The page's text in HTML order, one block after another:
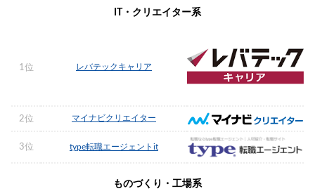
IT・クリエイター系
1位 レバテックキャリア
2位 マイナビクリエイター
3位 type転職エージェントit
ものづくり・工場系